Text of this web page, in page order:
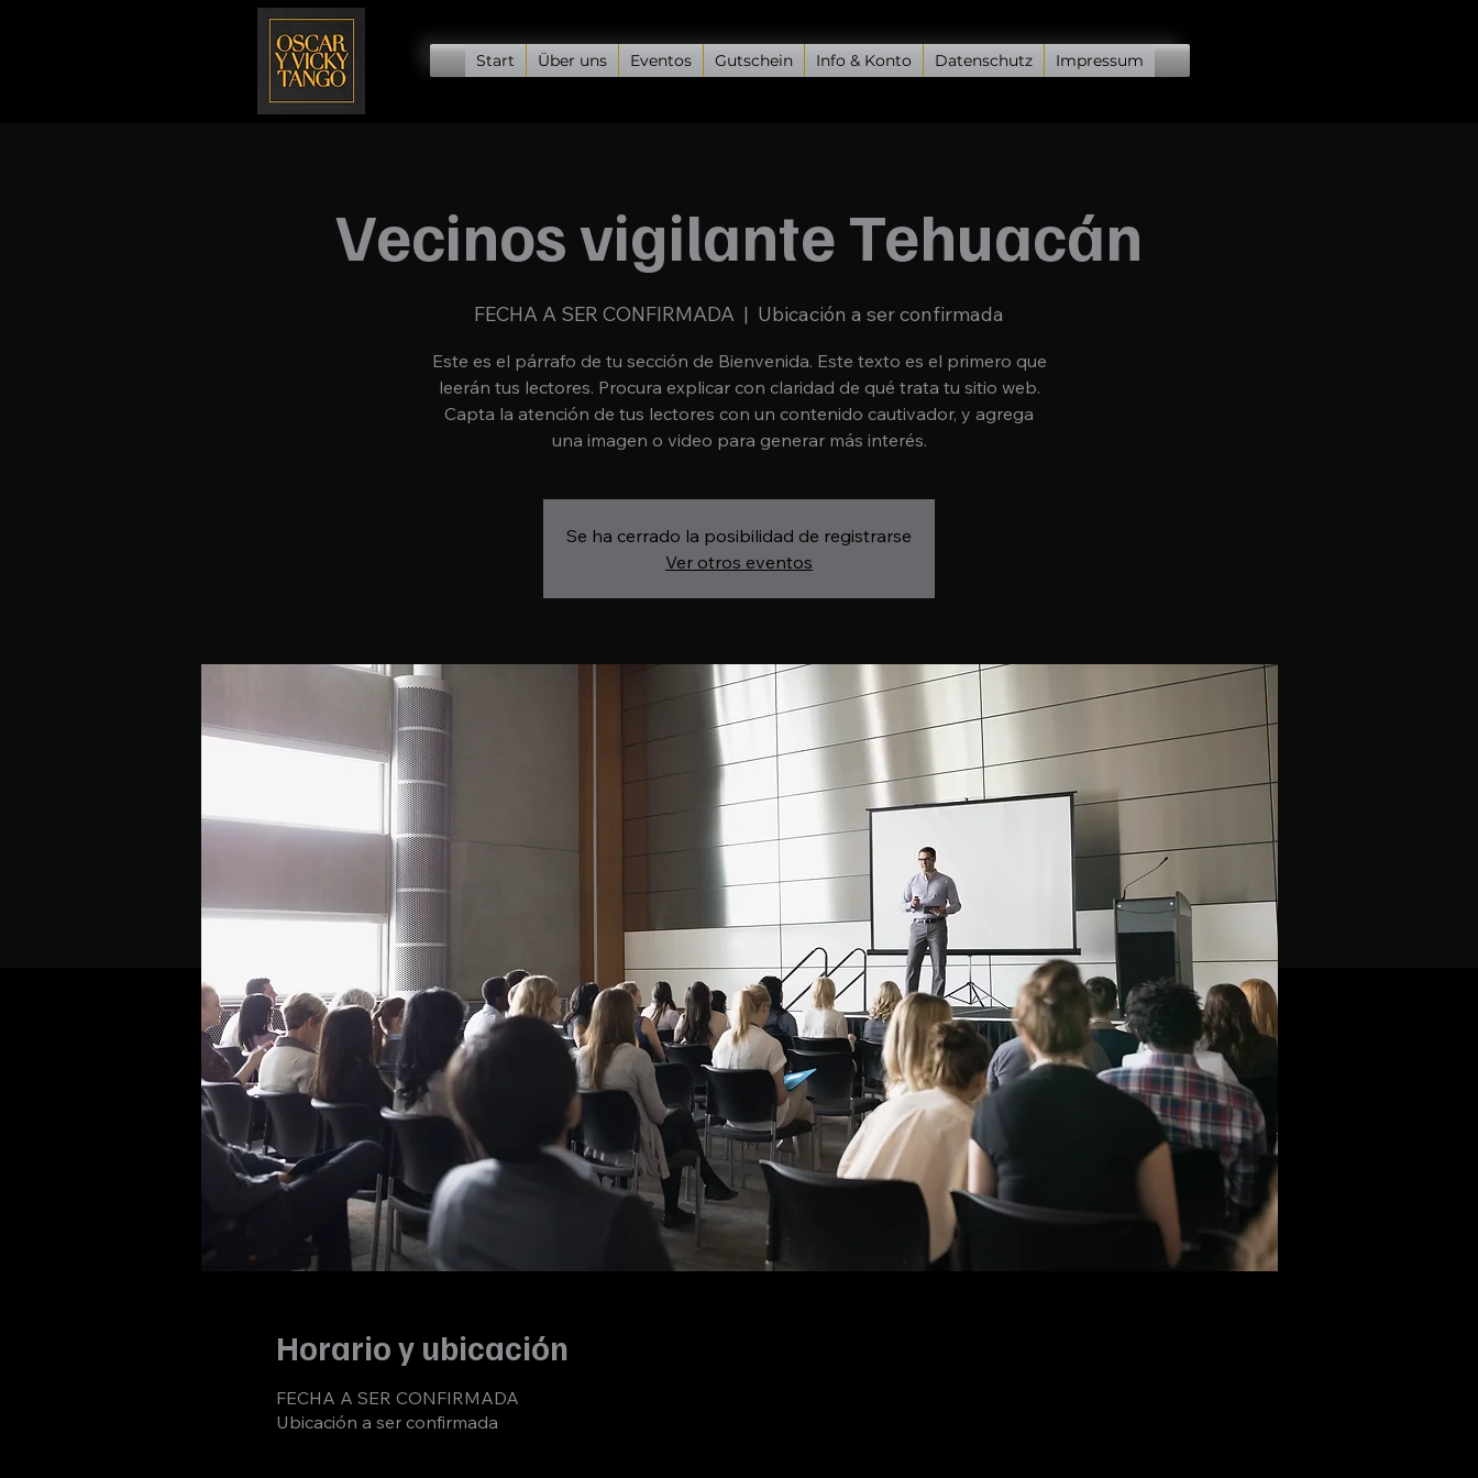
Start Über uns Eventos Gutschein Info & Konto Datenschutz Impressum
Vecinos vigilante Tehuacán
FECHA A SER CONFIRMADA
  |
Ubicación a ser confirmada
Este es el párrafo de tu sección de Bienvenida. Este texto es el primero que
leerán tus lectores. Procura explicar con claridad de qué trata tu sitio web.
Capta la atención de tus lectores con un contenido cautivador, y agrega
una imagen o video para generar más interés.
Se ha cerrado la posibilidad de registrarse
Ver otros eventos
Horario y ubicación
FECHA A SER CONFIRMADA
Ubicación a ser confirmada